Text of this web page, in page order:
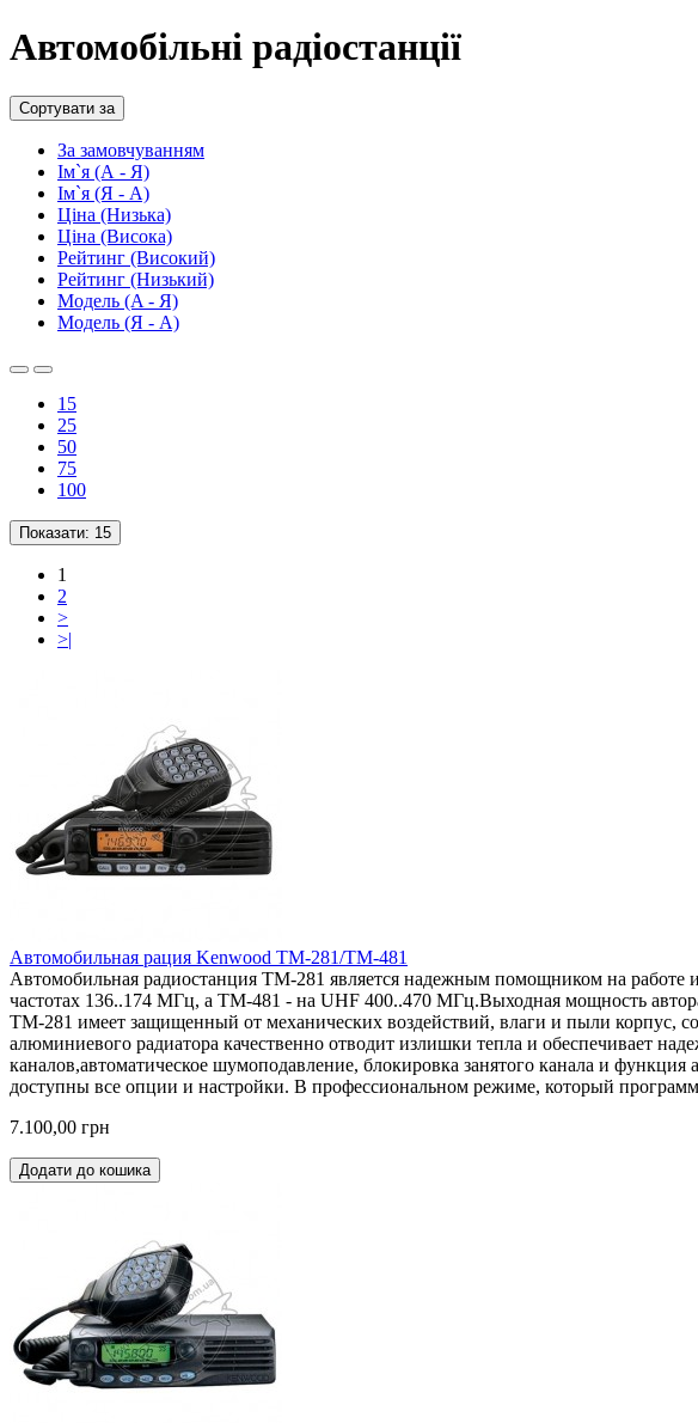
Автомобільні радіостанції
Сортувати за
За замовчуванням
Ім`я (А - Я)
Ім`я (Я - A)
Ціна (Низька)
Ціна (Висока)
Рейтинг (Високий)
Рейтинг (Низький)
Модель (A - Я)
Модель (Я - A)
15
25
50
75
100
Показати: 15
1
2
>
>|
Автомобильная рация Kenwood TM-281/TM-481
Автомобильная радиостанция TM-281 является надежным помощником на
частотах 136..174 МГц, а TM-481 - на UHF 400..470 МГц.Выходная мощность
TM-281 имеет защищенный от механических воздействий, влаги и пыли корпус,
алюминиевого радиатора качественно отводит излишки тепла и обеспечивает
каналов,автоматическое шумоподавление, блокировка занятого канала и
доступны все опции и настройки. В профессиональном режиме, который
7.100,00 грн
Додати до кошика